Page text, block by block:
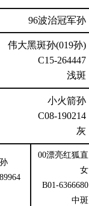
96波治冠军孙
伟大黑斑孙(019孙)
C15-264447
浅斑
小火箭孙
C08-190214
灰
00漂亮红狐直
女
B01-6366680
中斑